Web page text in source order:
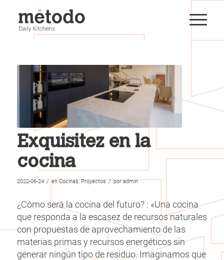
Exquisitez en la
cocina
2022-06-24 / enCocinas,Proyectos / poradmin
¿Cómo será la cocina del futuro? : «Una cocina
que responda a la escasez de recursos naturales
con propuestas de aprovechamiento de las
materias primas y recursos energéticos sin
generar ningún tipo de residuo. Imaginamos que